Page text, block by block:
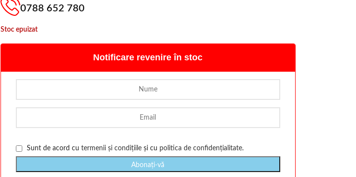
0788 652 780
Stoc epuizat
Notificare revenire în stoc
Sunt de acord cu termenii și condițiileși cu politica de confidențialitate.